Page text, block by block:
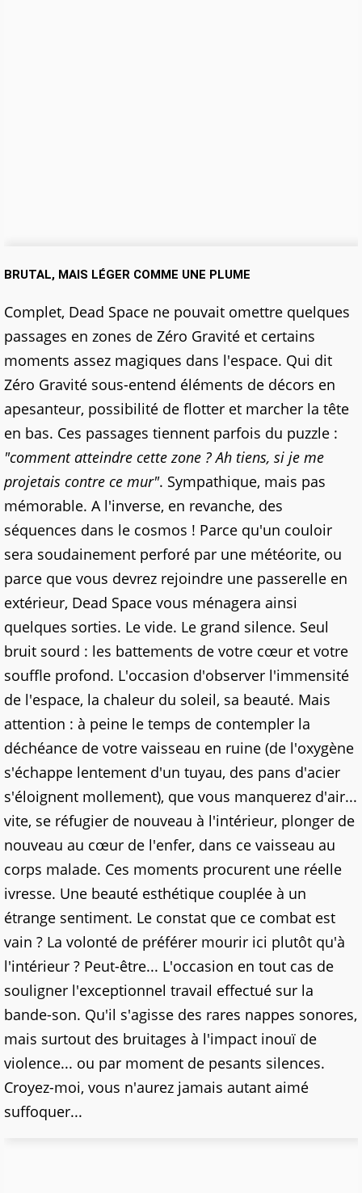
BRUTAL, MAIS LÉGER COMME UNE PLUME
Complet, Dead Space ne pouvait omettre quelques
passages en zones de Zéro Gravité et certains
moments assez magiques dans l'espace. Qui dit
Zéro Gravité sous-entend éléments de décors en
apesanteur, possibilité de flotter et marcher la tête
en bas. Ces passages tiennent parfois du puzzle :
"comment atteindre cette zone ? Ah tiens, si je me
projetais contre ce mur". Sympathique, mais pas
mémorable. A l'inverse, en revanche, des
séquences dans le cosmos ! Parce qu'un couloir
sera soudainement perforé par une météorite, ou
parce que vous devrez rejoindre une passerelle en
extérieur, Dead Space vous ménagera ainsi
quelques sorties. Le vide. Le grand silence. Seul
bruit sourd : les battements de votre cœur et votre
souffle profond. L'occasion d'observer l'immensité
de l'espace, la chaleur du soleil, sa beauté. Mais
attention : à peine le temps de contempler la
déchéance de votre vaisseau en ruine (de l'oxygène
s'échappe lentement d'un tuyau, des pans d'acier
s'éloignent mollement), que vous manquerez d'air...
vite, se réfugier de nouveau à l'intérieur, plonger de
nouveau au cœur de l'enfer, dans ce vaisseau au
corps malade. Ces moments procurent une réelle
ivresse. Une beauté esthétique couplée à un
étrange sentiment. Le constat que ce combat est
vain ? La volonté de préférer mourir ici plutôt qu'à
l'intérieur ? Peut-être... L'occasion en tout cas de
souligner l'exceptionnel travail effectué sur la
bande-son. Qu'il s'agisse des rares nappes sonores,
mais surtout des bruitages à l'impact inouï de
violence... ou par moment de pesants silences.
Croyez-moi, vous n'aurez jamais autant aimé
suffoquer...